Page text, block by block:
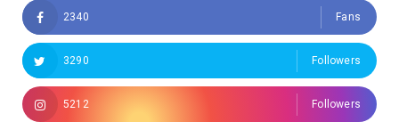
2340 Fans
3290 Followers
5212 Followers